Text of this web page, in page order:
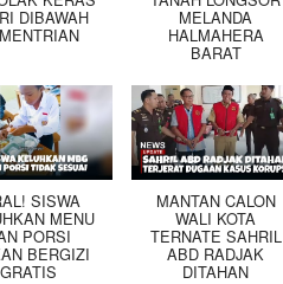
DIBAWAH MELANDA
HALMAHERA
BARAT
SISWA
MENU
PORSI
BERGIZI
GRATIS
MANTAN CALON
WALI KOTA
TERNATE SAHRIL
ABD RADJAK
DITAHAN